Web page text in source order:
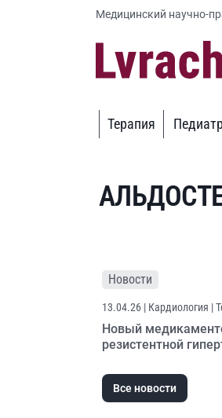
Медицинский научно-
Терапия
Новости
13.04.26 | Кардиология |
Новый
резистентной
Все новости